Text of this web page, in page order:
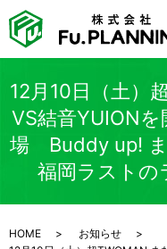
12月10日（土）
VS結音YUION
場 Buddy up! ま
福岡ラストの
HOME
お知らせ